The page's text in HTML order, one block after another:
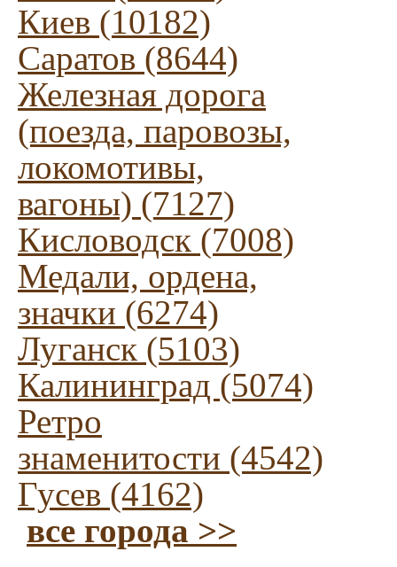
Киев (10182)
Саратов (8644)
Железная дорога
(поезда, паровозы,
локомотивы,
вагоны) (7127)
Кисловодск (7008)
Медали, ордена,
значки (6274)
Луганск (5103)
Калининград (5074)
Ретро
знаменитости (4542)
Гусев (4162)
все города >>